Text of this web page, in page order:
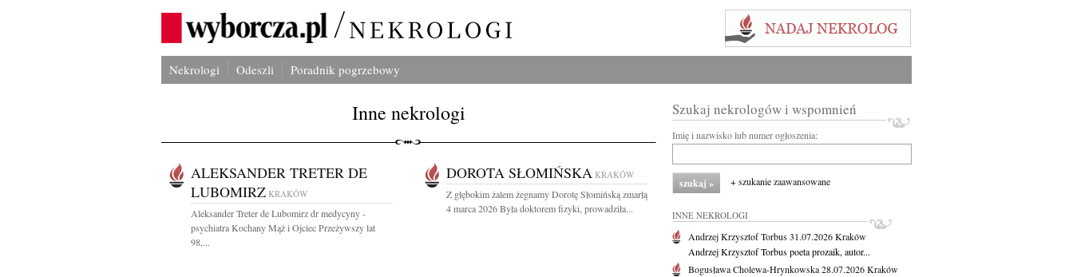
Nekrologi Odeszli Poradnik pogrzebowy
Inne nekrologi
ALEKSANDER TRETER DE
LUBOMIRZ KRAKÓW
Aleksander Treter de Lubomirz dr medycyny -
psychiatra Kochany Mąż i Ojciec Przeżywszy lat
98,...
DOROTA SŁOMIŃSKA KRAKÓW
Z głębokim żalem żegnamy Dorotę Słomińską zmarłą
4 marca 2026 Była doktorem fizyki, prowadziła...
Szukaj nekrologów i wspomnień
Imię i nazwisko lub numer ogłoszenia:
+ szukanie zaawansowane
INNE NEKROLOGI
Andrzej Krzysztof Torbus31.07.2026Kraków
Andrzej Krzysztof Torbus poeta prozaik, autor...
Bogusława Cholewa-Hrynkowska28.07.2026Kraków